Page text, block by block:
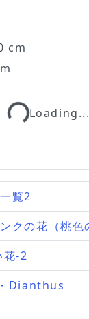
cm
Loading...Loading...
覧2
クの花（桃色
花-2
Dianthus